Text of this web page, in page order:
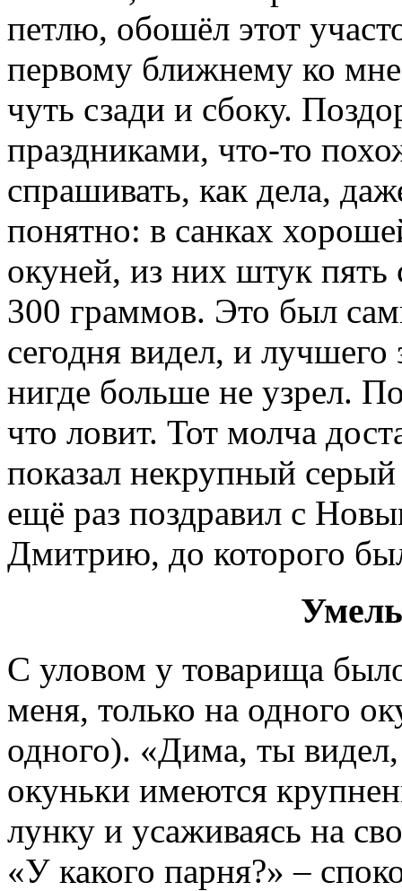
петлю, обошёл этот
первому ближнему ко
чуть сзади и сбоку.
праздниками, что-то
спрашивать, как дела,
понятно: в санках
окуней, из них штук пять
300 граммов. Это был
сегодня видел, и лучшего
нигде больше не узрел.
что ловит. Тот молча
показал некрупный
ещё раз поздравил с
Дмитрию, до которого
С уловом у товарища
меня, только на одного
одного). «Дима, ты
окуньки имеются
лунку и усаживаясь на
«У какого парня?» –